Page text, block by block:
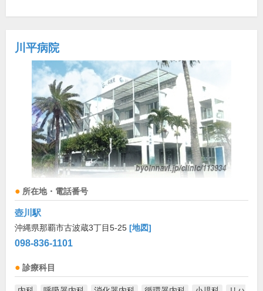
川平病院
所在地・電話番号
壺川駅
沖縄県那覇市古波蔵3丁目5-25 [地図]
098-836-1101
診療科目